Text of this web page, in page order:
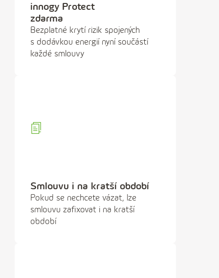
innogy Protect
zdarma
Bezplatné krytí rizik spojených
s dodávkou energií nyní součástí
každé smlouvy
Smlouvu i na kratší období
Pokud se nechcete vázat, lze
smlouvu zafixovat i na kratší
období